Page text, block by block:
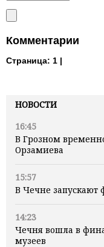
НОВОСТИ
16:45
В Грозном
Орзамиева
15:57
В Чечне запускают
14:23
Чечня вошла в
музеев
Комментарии
Страница: 1 |